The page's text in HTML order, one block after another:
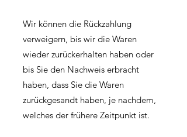
Wir können die Rückzahlung
verweigern, bis wir die Waren
wieder zurückerhalten haben oder
bis Sie den Nachweis erbracht
haben, dass Sie die Waren
zurückgesandt haben, je nachdem,
welches der frühere Zeitpunkt ist.